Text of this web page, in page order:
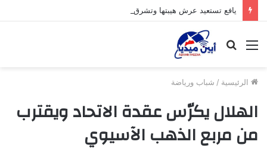
يافع تستعيد عرش هيبتها وتشرق شمسها من جديد
القائمة بحث
الرئيسية / شباب ورياضة
الهلال يكرّس عقدة الاتحاد ويقترب
من مربع الذهب الآسيوي